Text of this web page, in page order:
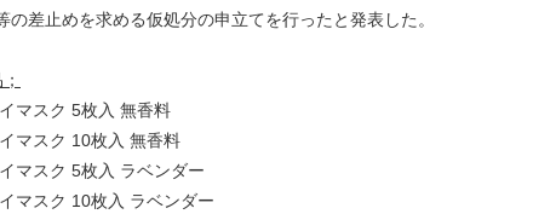
差止めを求める仮処分の申立てを行ったと発表した。
マスク 5枚入 無香料
マスク 10枚入 無香料
マスク 5枚入 ラベンダー
マスク 10枚入 ラベンダー